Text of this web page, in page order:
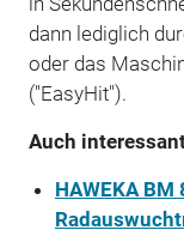
dann lediglich
oder das
("EasyHit").
Auch
HAWEKA BM